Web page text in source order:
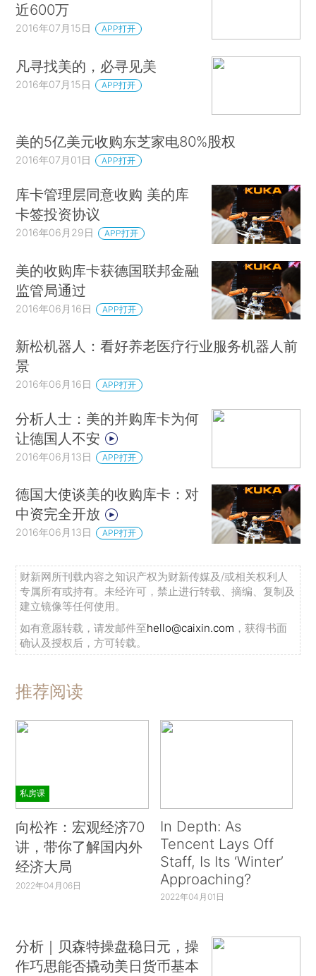
近600万
2016年07月15日 APP打开
凡寻找美的，必寻见美
2016年07月15日 APP打开
美的5亿美元收购东芝家电80%股权
2016年07月01日 APP打开
库卡管理层同意收购 美的库
卡签投资协议
2016年06月29日 APP打开
美的收购库卡获德国联邦金融
监管局通过
2016年06月16日 APP打开
新松机器人：看好养老医疗行业服务机器人前
景
2016年06月16日 APP打开
分析人士：美的并购库卡为何
让德国人不安
2016年06月13日 APP打开
德国大使谈美的收购库卡：对
中资完全开放
2016年06月13日 APP打开
财新网所刊载内容之知识产权为财新传媒及/或相关权利人
专属所有或持有。未经许可，禁止进行转载、摘编、复制及
建立镜像等任何使用。
如有意愿转载，请发邮件至hello@caixin.com ，获得书面
确认及授权后，方可转载。
推荐阅读
私房课
向松祚：宏观经济70
讲，带你了解国内外
经济大局
2022年04月06日
In Depth: As
Tencent Lays Off
Staff, Is Its ‘Winter’
Approaching?
2022年04月01日
分析｜贝森特操盘稳日元，操
作巧思能否撬动美日货币基本